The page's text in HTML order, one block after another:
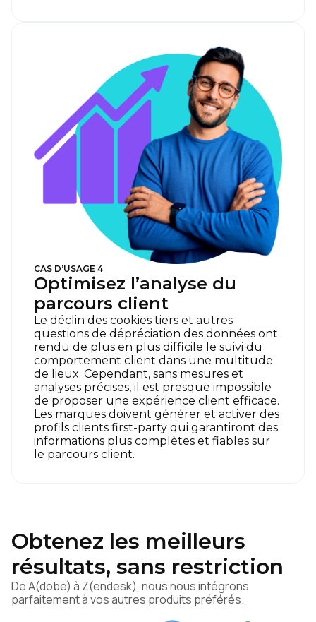
CAS D’USAGE 4
Optimisez l’analyse du
parcours client
Le déclin des cookies tiers et autres
questions de dépréciation des données ont
rendu de plus en plus difficile le suivi du
comportement client dans une multitude
de lieux. Cependant, sans mesures et
analyses précises, il est presque impossible
de proposer une expérience client efficace.
Les marques doivent générer et activer des
profils clients first-party qui garantiront des
informations plus complètes et fiables sur
le parcours client.
Obtenez les meilleurs
résultats, sans restriction
De A(dobe) à Z(endesk), nous nous intégrons
parfaitement à vos autres produits préférés.